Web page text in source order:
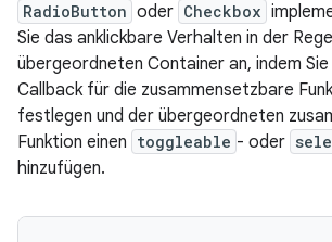
RadioButton oder Checkbox
Sie das anklickbare Verhalten in der
übergeordneten Container an, indem
Callback für die zusammensetzbare
festlegen und der übergeordneten
Funktion einen toggleable - oder
hinzufügen.